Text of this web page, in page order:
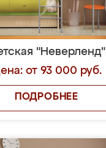
"Неверленд"
от 93 000 руб.
ПОДРОБНЕЕ